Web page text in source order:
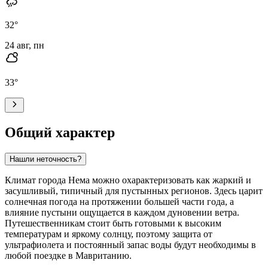
32°
24 авг, пн
33°
Общий характер
Нашли неточность?
Климат города Нема можно охарактеризовать как жаркий и
засушливый, типичный для пустынных регионов. Здесь царит
солнечная погода на протяжении большей части года, а
влияние пустыни ощущается в каждом дуновении ветра.
Путешественникам стоит быть готовыми к высоким
температурам и яркому солнцу, поэтому защита от
ультрафиолета и постоянный запас воды будут необходимы в
любой поездке в Мавританию.